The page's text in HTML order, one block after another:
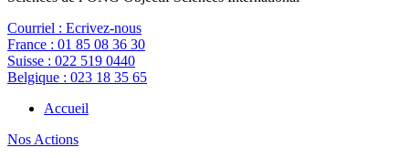
Courriel : Ecrivez-nous
France : 01 85 08 36 30
Suisse : 022 519 0440
Belgique : 023 18 35 65
Accueil
Nos Actions